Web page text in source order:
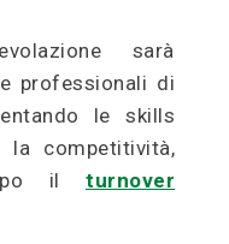
sarà
professionali di
le skills
la competitività,
il turnover